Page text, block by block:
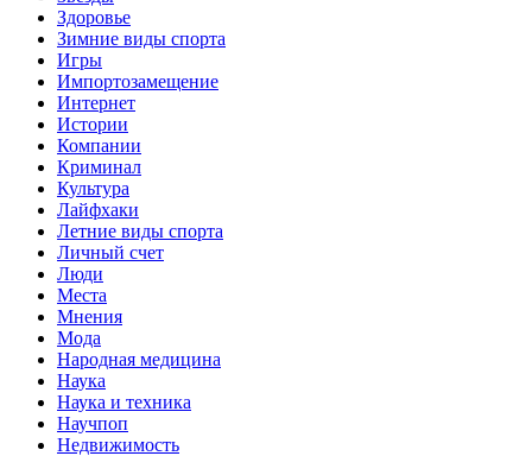
Здоровье
Зимние виды спорта
Игры
Импортозамещение
Интернет
Истории
Компании
Криминал
Культура
Лайфхаки
Летние виды спорта
Личный счет
Люди
Места
Мнения
Мода
Народная медицина
Наука
Наука и техника
Научпоп
Недвижимость